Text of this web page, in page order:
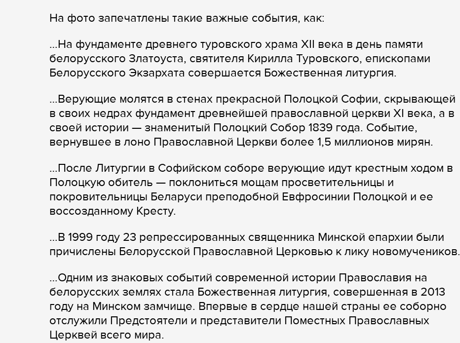
На фото запечатлены такие важные события, как:
…На фундаменте древнего туровского храма XII века в день памяти
белорусского Златоуста, святителя Кирилла Туровского, епископами
Белорусского Экзархата совершается Божественная литургия.
…Верующие молятся в стенах прекрасной Полоцкой Софии, скрывающей
в своих недрах фундамент древнейшей православной церкви XI века, а в
своей истории — знаменитый Полоцкий Собор 1839 года. Событие,
вернувшее в лоно Православной Церкви более 1,5 миллионов мирян.
…После Литургии в Софийском соборе верующие идут крестным ходом в
Полоцкую обитель — поклониться мощам просветительницы и
покровительницы Беларуси преподобной Евфросинии Полоцкой и ее
воссозданному Кресту.
…В 1999 году 23 репрессированных священника Минской епархии были
причислены Белорусской Православной Церковью к лику новомучеников.
…Одним из знаковых событий современной истории Православия на
белорусских землях стала Божественная литургия, совершенная в 2013
году на Минском замчище. Впервые в сердце нашей страны ее соборно
отслужили Предстоятели и представители Поместных Православных
Церквей всего мира.